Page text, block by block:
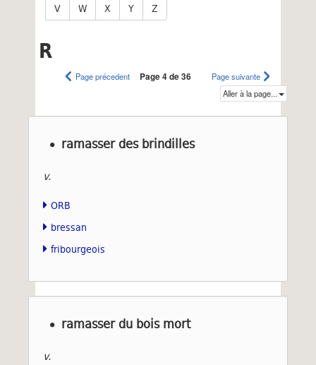
V
W X Y Z
R
Page précedent Page 4 de 36
Page suivante
Aller à la page...
ramasser des brindilles
v.
ORB
bressan
fribourgeois
ramasser du bois mort
v.